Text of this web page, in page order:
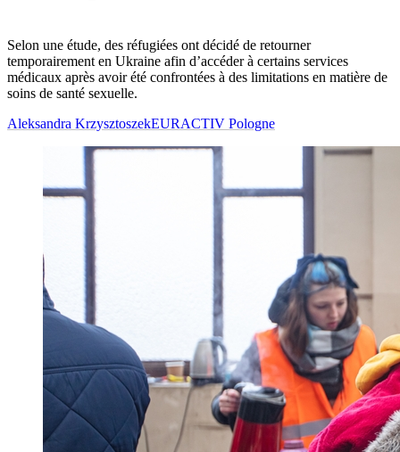
Selon une étude, des réfugiées ont décidé de retourner
temporairement en Ukraine afin d’accéder à certains services
médicaux après avoir été confrontées à des limitations en matière de
soins de santé sexuelle.
Aleksandra KrzysztoszekEURACTIV Pologne